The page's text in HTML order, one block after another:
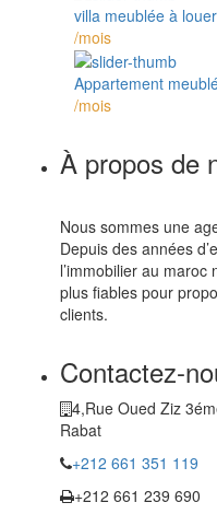
villa meublée à
/mois
Appartement
/mois
À propos de
Nous sommes une
Depuis des années
l’immobilier au
plus fiables pour
clients.
Contactez-
4,Rue Oued Ziz
Rabat
+212 661 351 119
+212 661 239 690